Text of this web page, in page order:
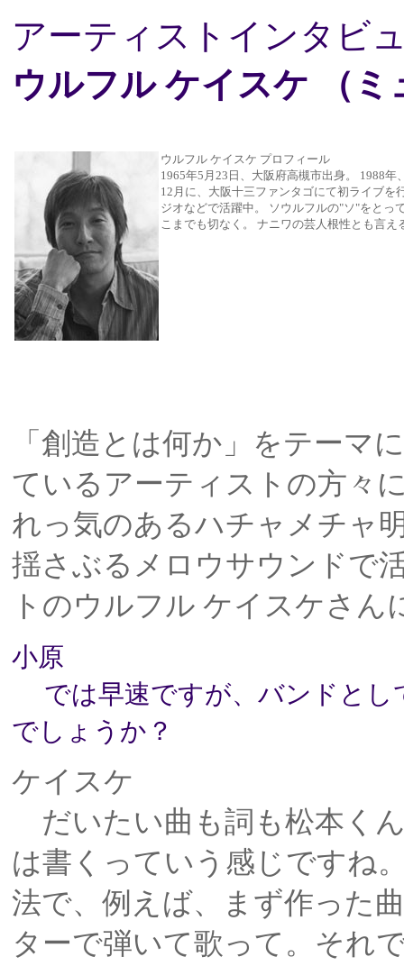
アーティストインタビ
ウルフル ケイスケ （
ウルフル ケイスケ プロフィール
1965年5月23日、大阪府高槻市出身。 1988
12月に、大阪十三ファンタゴにて初ライブ
ジオなどで活躍中。 ソウルフルの"ソ"をとっ
こまでも切なく。 ナニワの芸人根性とも言
「創造とは何か」をテーマ
ているアーティストの方々
れっ気のあるハチャメチャ
揺さぶるメロウサウンドで
トのウルフル ケイスケさ
小原
では早速ですが、バンドとし
でしょうか？
ケイスケ
だいたい曲も詞も松本く
は書くっていう感じですね
法で、例えば、まず作った
ターで弾いて歌って。それ